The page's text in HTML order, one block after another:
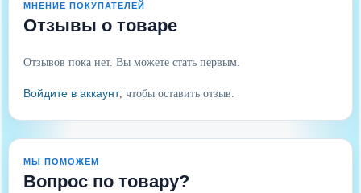
МНЕНИЕ ПОКУПАТЕЛЕЙ
Отзывы о товаре
Отзывов пока нет. Вы можете стать первым.
Войдите в аккаунт, чтобы оставить отзыв.
МЫ ПОМОЖЕМ
Вопрос по товару?